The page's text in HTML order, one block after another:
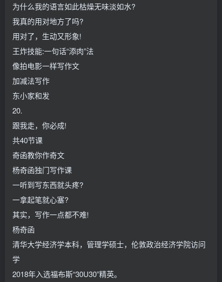
为什么我的语言如此枯燥无味淡如水?
我真的用对地方了吗?
用对了，生动又形象!
王炸技能:一句话“添肉”法
像拍电影一样写作文
加减法写作
东小家和发
20.
跟我走，你必成!
共40节课
奇函教你作奇文
杨奇函独门写作课
一听到写东西就头疼?
一拿起笔就心塞?
其实，写作一点都不难!
杨奇函
清华大学经济学本科，管理学硕士，伦敦政治经济学院访问
学
2018年入选福布斯“30U30”精英。